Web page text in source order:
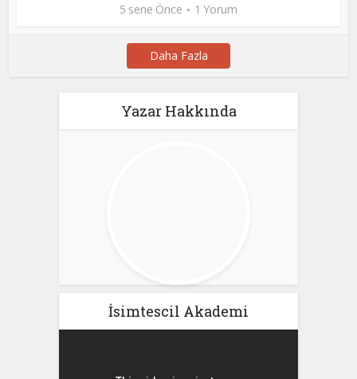
5 sene Önce 1 Yorum
Daha Fazla
Yazar Hakkında
İsimtescil Akademi